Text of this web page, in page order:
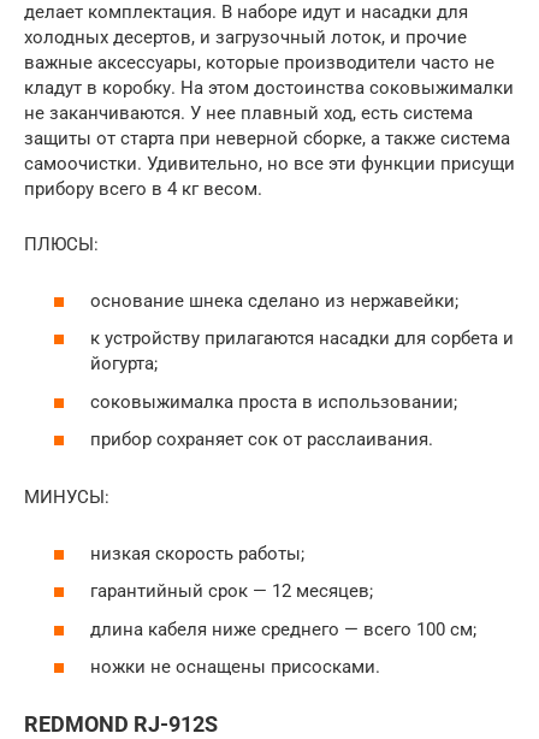
делает комплектация. В наборе идут и насадки для
холодных десертов, и загрузочный лоток, и прочие
важные аксессуары, которые производители часто не
кладут в коробку. На этом достоинства соковыжималки
не заканчиваются. У нее плавный ход, есть система
защиты от старта при неверной сборке, а также система
самоочистки. Удивительно, но все эти функции присущи
прибору всего в 4 кг весом.
ПЛЮСЫ:
основание шнека сделано из нержавейки;
к устройству прилагаются насадки для сорбета и
йогурта;
соковыжималка проста в использовании;
прибор сохраняет сок от расслаивания.
МИНУСЫ:
низкая скорость работы;
гарантийный срок — 12 месяцев;
длина кабеля ниже среднего — всего 100 см;
ножки не оснащены присосками.
REDMOND RJ-912S